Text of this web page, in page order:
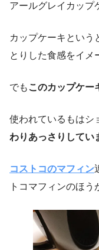
アールグレイカップ
カップケーキという
とりした食感をイメ
でも このカップケー
使われているもはシ
わりあっさりしてい
コストコのマフィン
トコマフィンのほう